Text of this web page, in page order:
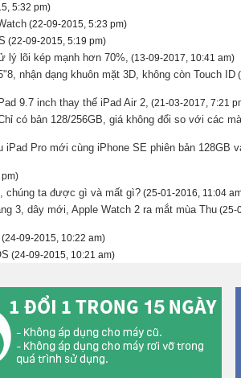
5:32 pm)
(22-09-2015, 5:23 pm)
(22-09-2015, 5:19 pm)
lý lõi kép mạnh hơn 70%, (13-09-2017, 10:41 am)
nhận dạng khuôn mặt 3D, không còn Touch ID
9.7 inch thay thế iPad Air 2, (21-03-2017, 7:21
có bản 128/256GB, giá không đổi so với các
Pro mới cùng iPhone SE phiên bản 128GB
chúng ta được gì và mất gì? (25-01-2016, 11:04
3, dây mới, Apple Watch 2 ra mắt mùa Thu (25-
(24-09-2015, 10:22 am)
(24-09-2015, 10:21 am)